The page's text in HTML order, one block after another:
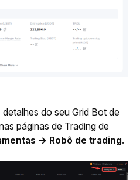
do seu Grid Bot de
páginas de Trading de
→ Robô de trading.